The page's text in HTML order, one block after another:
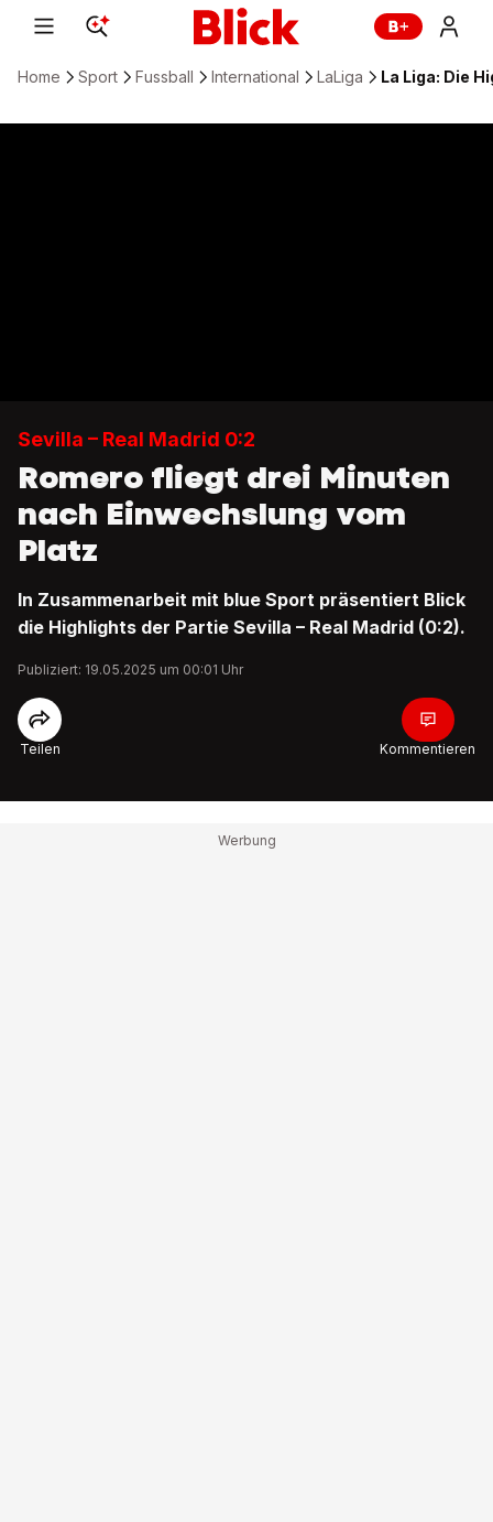
Home Sport Fussball International LaLiga La Liga: Die
Sevilla – Real Madrid 0:2
Romero fliegt drei Minuten
nach Einwechslung vom
Platz
In Zusammenarbeit mit blue Sport präsentiert Blick
die Highlights der Partie Sevilla – Real Madrid (0:2).
Publiziert: 19.05.2025 um 00:01 Uhr
Teilen Kommentieren